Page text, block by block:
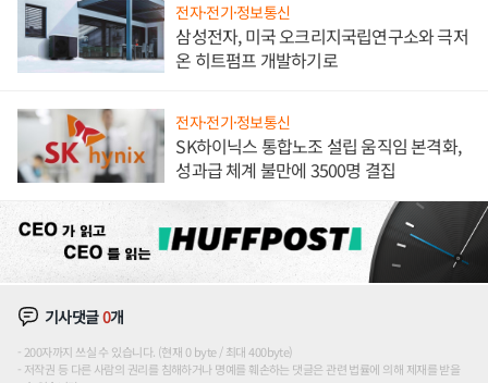
전자·전기·정보통신
삼성전자, 미국 오크리지국립연구소와 극저
온 히트펌프 개발하기로
전자·전기·정보통신
SK하이닉스 통합노조 설립 움직임 본격화,
성과급 체계 불만에 3500명 결집
기사댓글0개
200자까지 쓰실 수 있습니다. (현재 0 byte / 최대 400byte)
저작권 등 다른 사람의 권리를 침해하거나 명예를 훼손하는 댓글은 관련 법률에 의해 제재를 받을